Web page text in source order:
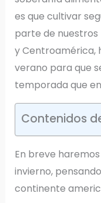
es que cultivar
parte de nuestros
y Centroamérica,
verano para que
temporada que
Contenidos
En breve
invierno,
continente